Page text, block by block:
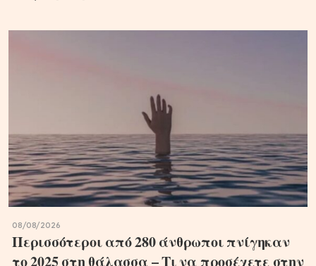
08/08/2026
Περισσότεροι από 280 άνθρωποι πνίγηκαν
το 2025 στη θάλασσα – Τι να προσέχετε στην